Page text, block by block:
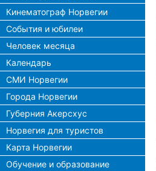
Кинематограф Норвегии
События и юбилеи
Человек месяца
Календарь
СМИ Норвегии
Города Норвегии
Губерния Акерсхус
Норвегия для туристов
Карта Норвегии
Обучение и образование